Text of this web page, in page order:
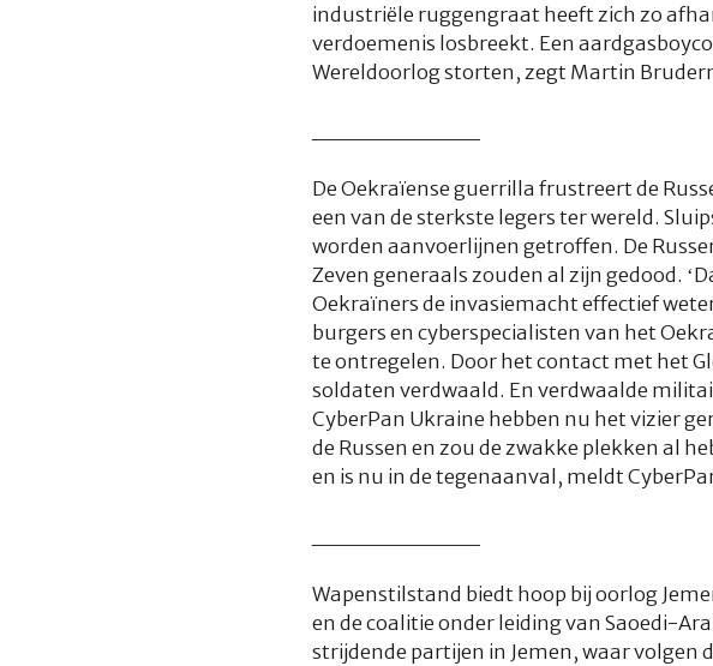
industriële ruggengraat heeft zich zo
verdoemenis losbreekt. Een
Wereldoorlog storten, zegt Martin
De Oekraïense guerrilla frustreert de
een van de sterkste legers ter wereld.
worden aanvoerlijnen getroffen. De
Zeven generaals zouden al zijn gedood.
Oekraïners de invasiemacht effectief
burgers en cyberspecialisten van het
te ontregelen. Door het contact met het
soldaten verdwaald. En verdwaalde
CyberPan Ukraine hebben nu het vizier
de Russen en zou de zwakke plekken al
en is nu in de tegenaanval, meldt
Wapenstilstand biedt hoop bij oorlog
en de coalitie onder leiding van Saoedi-
strijdende partijen in Jemen, waar volgen